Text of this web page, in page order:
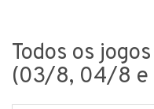
Todos os
(03/8, 04/8